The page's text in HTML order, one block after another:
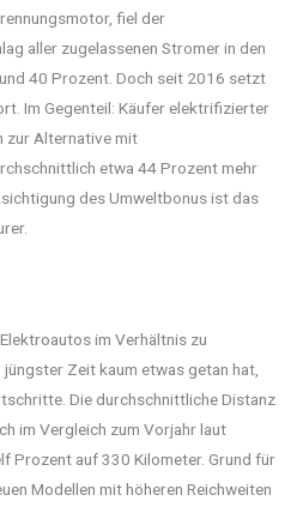
fiel der
aller zugelassenen Stromer in den
40 Prozent. Doch seit 2016 setzt
Im Gegenteil: Käufer elektrifizierter
zur Alternative mit
etwa 44 Prozent mehr
des Umweltbonus ist das
im Verhältnis zu
Zeit kaum etwas getan hat,
Die durchschnittliche Distanz
im Vergleich zum Vorjahr laut
Prozent auf 330 Kilometer. Grund für
Modellen mit höheren Reichweiten